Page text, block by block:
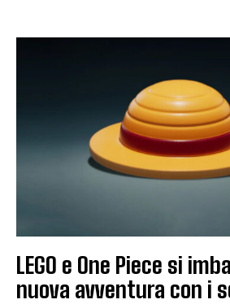
LEGO e One Piece si
nuova avventura con i